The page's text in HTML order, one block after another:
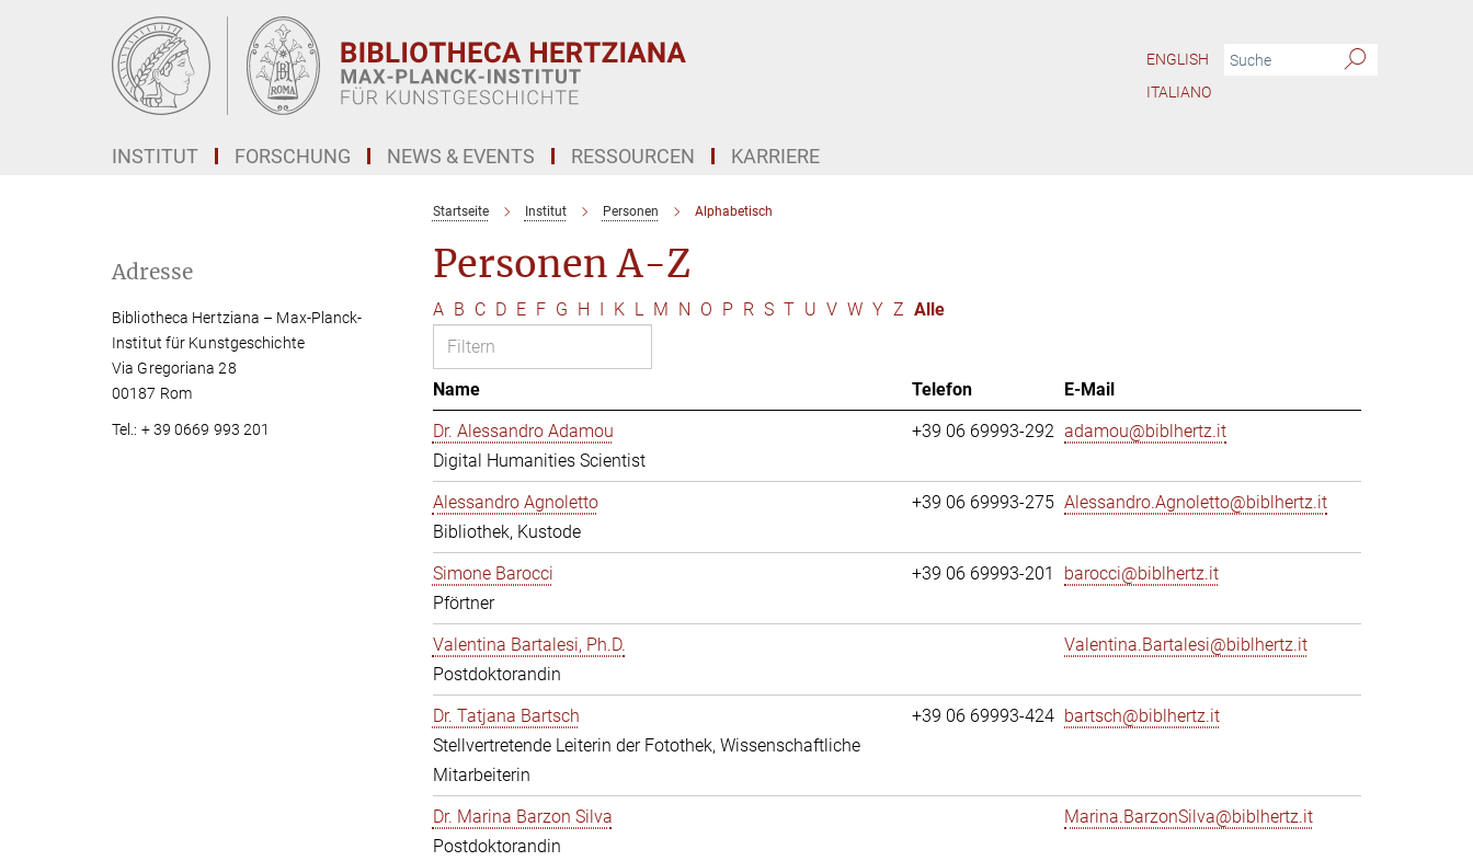
ENGLISH
ITALIANO
INSTITUT FORSCHUNG NEWS & EVENTS RESSOURCEN KARRIERE
Startseite Institut Personen Alphabetisch
Personen A-Z
A B C D E F G H I K L M N O P R S T U V W Y Z Alle
Name Telefon
E-Mail
Dr. Alessandro Adamou
Digital Humanities Scientist
+39 06 69993-292 adamou@biblhertz.it
Alessandro Agnoletto
Bibliothek, Kustode
+39 06 69993-275 Alessandro.Agnoletto@biblhertz.it
Simone Barocci
Pförtner
+39 06 69993-201 barocci@biblhertz.it
Valentina Bartalesi, Ph.D.
Postdoktorandin
Valentina.Bartalesi@biblhertz.it
Dr. Tatjana Bartsch
Stellvertretende Leiterin der Fotothek, Wissenschaftliche
Mitarbeiterin
+39 06 69993-424 bartsch@biblhertz.it
Dr. Marina Barzon Silva
Postdoktorandin
Marina.BarzonSilva@biblhertz.it
Adresse
Bibliotheca Hertziana – Max-Planck-
Institut für Kunstgeschichte
Via Gregoriana 28
00187 Rom
Tel.: + 39 0669 993 201